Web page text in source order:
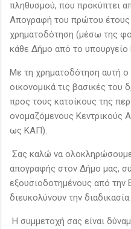
πληθυσμού, που προκύπτει
Απογραφή του πρώτου έτους
χρηματοδότηση (μέσω της
κάθε Δήμο από το υπουργείο
Με τη χρηματοδότηση αυτή
οικονομικά τις βασικές του
προς τους κατοίκους της
ονομαζόμενους Κεντρικούς
ως ΚΑΠ).
Σας καλώ να ολοκληρώσουμε
απογραφής στον Δήμο μας,
εξουσιοδοτημένους από
διευκολύνουν την διαδικασία.
Η συμμετοχή σας είναι